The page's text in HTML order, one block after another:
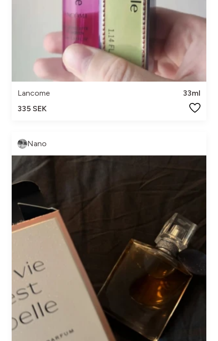
Lancome
33ml
335 SEK
Nano